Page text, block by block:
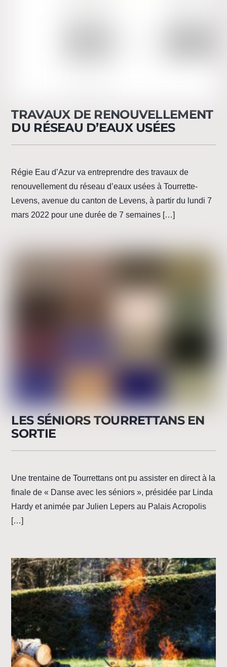
TRAVAUX DE RENOUVELLEMENT
DU RÉSEAU D’EAUX USÉES
Régie Eau d’Azur va entreprendre des travaux de
renouvellement du réseau d’eaux usées à Tourrette-
Levens, avenue du canton de Levens, à partir du lundi 7
mars 2022 pour une durée de 7 semaines […]
LES SÉNIORS TOURRETTANS EN
SORTIE
Une trentaine de Tourrettans ont pu assister en direct à la
finale de « Danse avec les séniors », présidée par Linda
Hardy et animée par Julien Lepers au Palais Acropolis
[…]